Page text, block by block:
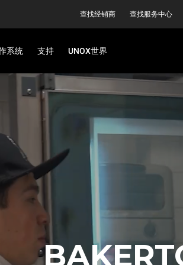
查找经销商 查找服务中心
系统 支持 UNOX世界